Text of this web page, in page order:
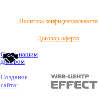
Политика конфиденциальности
Договор-оферта
Стать нашим
дилером
Создание
сайта: